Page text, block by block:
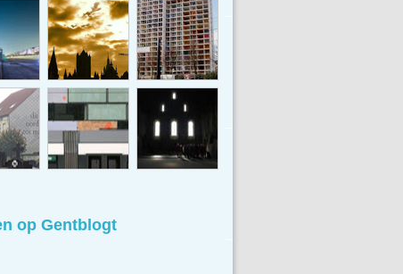
op Gentblogt